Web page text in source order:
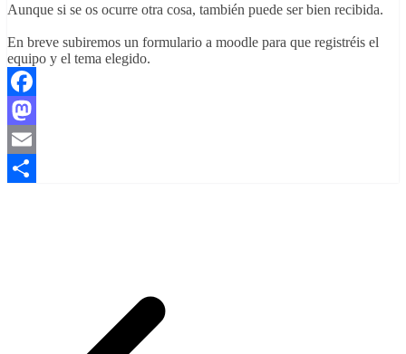
Aunque si se os ocurre otra cosa, también puede ser bien recibida.
En breve subiremos un formulario a moodle para que registréis el
equipo y el tema elegido.
Facebook
Mastodon
Email